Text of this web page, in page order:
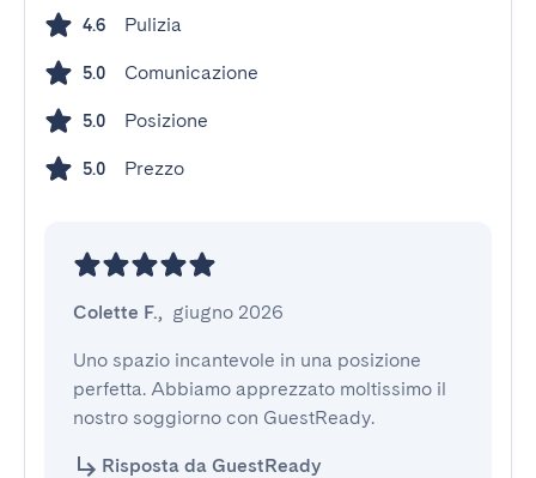
4.6 Pulizia
5.0 Comunicazione
5.0 Posizione
5.0 Prezzo
Colette F., giugno 2026
Uno spazio incantevole in una posizione
perfetta. Abbiamo apprezzato moltissimo il
nostro soggiorno con GuestReady.
Risposta da GuestReady